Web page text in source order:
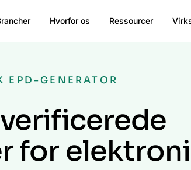
Hvorfor os Ressourcer
EPD-GENERATOR
for